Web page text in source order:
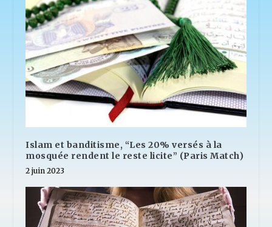
Islam et banditisme, “Les 20% versés à la
mosquée rendent le reste licite” (Paris Match)
2 juin 2023